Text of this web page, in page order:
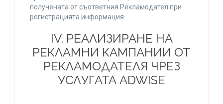
получената от съответния Рекламодател при
регистрацията информация.
IV. РЕАЛИЗИРАНЕ НА
РЕКЛАМНИ КАМПАНИИ ОТ
РЕКЛАМОДАТЕЛЯ ЧРЕЗ
УСЛУГАТА ADWISE